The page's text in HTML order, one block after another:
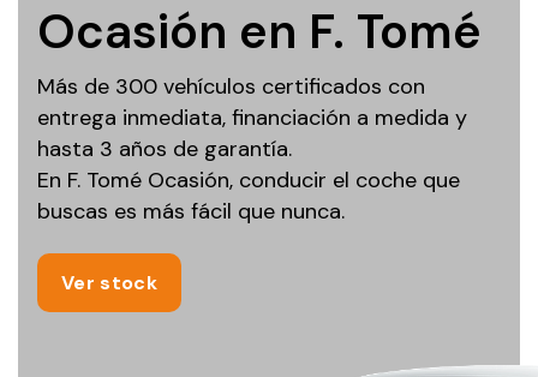
Ocasión en F. Tomé
Más de 300 vehículos certificados con
entrega inmediata, financiación a medida y
hasta 3 años de garantía.
En F. Tomé Ocasión, conducir el coche que
buscas es más fácil que nunca.
Ver stock